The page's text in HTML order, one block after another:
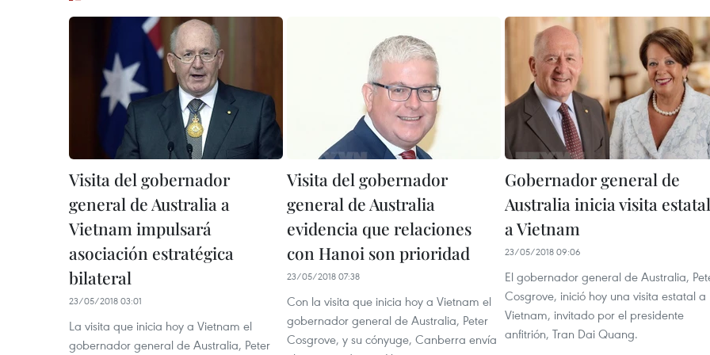
Visita del gobernador
general de Australia a
Vietnam impulsará
asociación estratégica
bilateral
23/05/2018 03:01
La visita que inicia hoy a Vietnam el
gobernador general de Australia, Peter
Visita del gobernador
general de Australia
evidencia que relaciones
con Hanoi son prioridad
23/05/2018 07:38
Con la visita que inicia hoy a Vietnam el
gobernador general de Australia, Peter
Cosgrove, y su cónyuge, Canberra envía
Gobernador general de
Australia inicia visita estatal
a Vietnam
23/05/2018 09:06
El gobernador general de Australia,
Cosgrove, inició hoy una visita estatal a
Vietnam, invitado por el presidente
anfitrión, Tran Dai Quang.